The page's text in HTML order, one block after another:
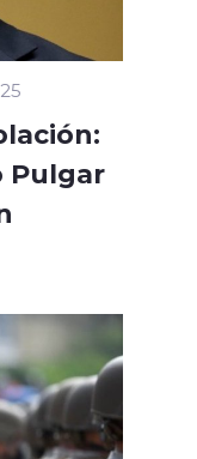
Pulgar